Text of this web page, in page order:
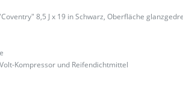
8,5 J x 19 in Schwarz, Oberfläche
Kompressor und Reifendichtmittel